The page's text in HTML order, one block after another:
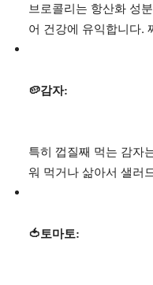
브로콜리는 항산화 성
어 건강에 유익합니다.
🥔감자:
특히 껍질째 먹는 감자
워 먹거나 삶아서 샐러
🍅토마토: